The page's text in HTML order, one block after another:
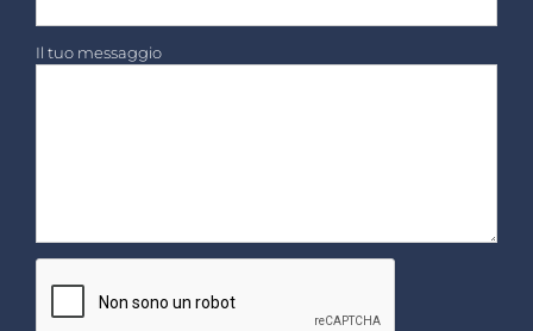
Il tuo messaggio